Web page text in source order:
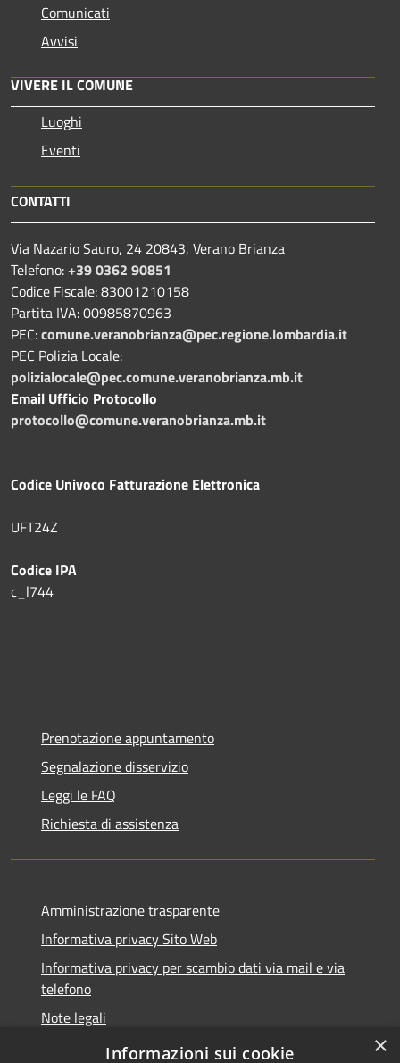
Comunicati
Avvisi
VIVERE IL COMUNE
Luoghi
Eventi
CONTATTI
Via Nazario Sauro, 24 20843, Verano Brianza
Telefono:+39 0362 90851
Codice Fiscale: 83001210158
Partita IVA: 00985870963
PEC:comune.veranobrianza@pec.regione.lombardia.it
PEC Polizia Locale:
polizialocale@pec.comune.veranobrianza.mb.it
Email Ufficio Protocollo
protocollo@comune.veranobrianza.mb.it
Codice Univoco Fatturazione Elettronica
UFT24Z
Codice IPA
c_l744
Prenotazione appuntamento
Segnalazione disservizio
Leggi le FAQ
Richiesta di assistenza
Amministrazione trasparente
Informativa privacy Sito Web
Informativa privacy per scambio dati via mail e via
telefono
Note legali
Dichiarazione di accessibilità
×
Informazioni sui cookie